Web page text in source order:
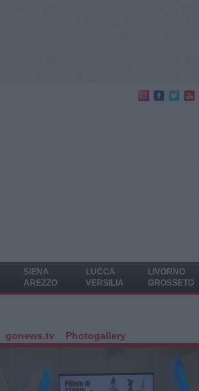
SIENA
AREZZO
LUCCA
VERSILIA
LIVORNO
GROSSETO
gonews.tv Photogallery